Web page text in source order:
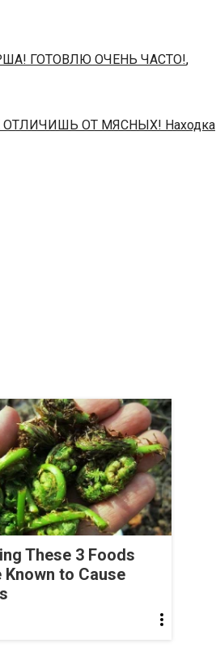
ГОТОВЛЮ ОЧЕНЬ ЧАСТО!,
ОТ МЯСНЫХ! Находка
These 3 Foods
to Cause